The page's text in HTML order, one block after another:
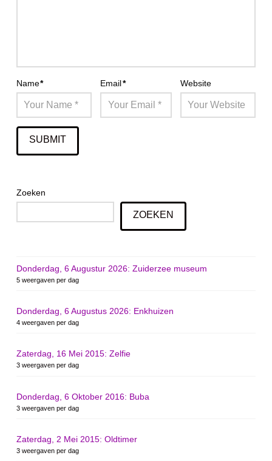
Name* Email* Website
Zoeken
ZOEKEN
Donderdag, 6 Augustur 2026: Zuiderzee museum
5 weergaven per dag
Donderdag, 6 Augustus 2026: Enkhuizen
4 weergaven per dag
Zaterdag, 16 Mei 2015: Zelfie
3 weergaven per dag
Donderdag, 6 Oktober 2016: Buba
3 weergaven per dag
Zaterdag, 2 Mei 2015: Oldtimer
3 weergaven per dag